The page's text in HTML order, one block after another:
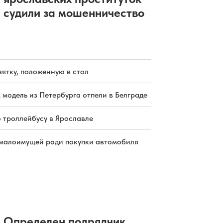
судили за мошенничество
положенную в стол
из Петербурга отпели в Белграде
троллейбусу в Ярославле
ради покупки автомобиля